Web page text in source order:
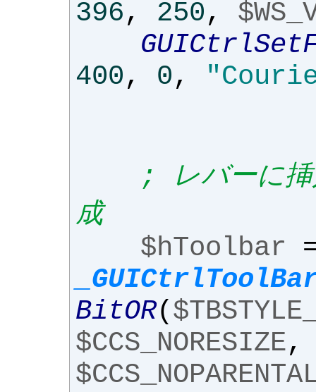
396, 250,
400, 0,
; レバーに挿
成
$hToolbar
BitOR(
$CCS_NORESIZE,